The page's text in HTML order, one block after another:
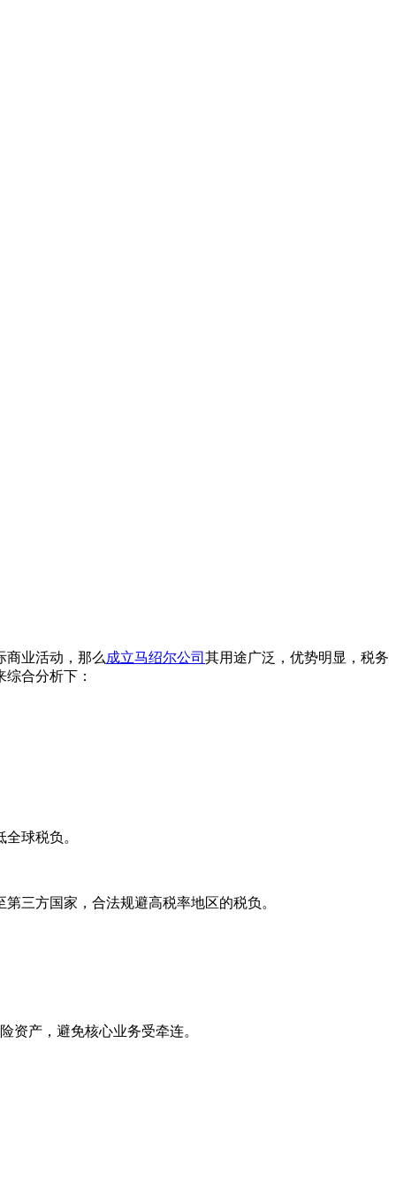
商业活动，那么 成立马绍尔公司 其用途广泛，优势明显，税务
综合分析下：
球税负。
三方国家，合法规避高税率地区的税负。
产，避免核心业务受牵连。